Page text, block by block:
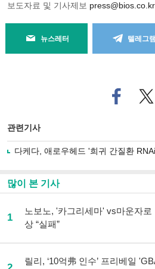
보도자료 및 기사제보 press@bios.co.kr
뉴스레터 텔레그램
페
이
로
기
기
트위
터로
관련기사
다케다, 애로우헤드 '희귀 간질환
많이 본 기사
1
노보노, '카그리세마' vs마운자로
상 “실패”
릴리, ‘10억弗 인수’ 프리베일